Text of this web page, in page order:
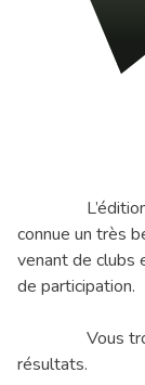
L’édition
connue un très
venant de clubs
de participation.
Vous
résultats.